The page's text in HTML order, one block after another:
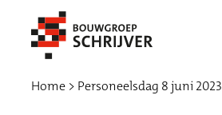
Home Personeelsdag 8 juni 2023